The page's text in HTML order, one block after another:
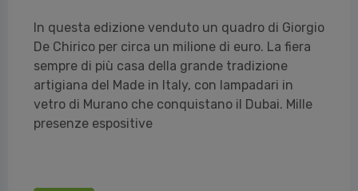
In questa edizione venduto un quadro di Giorgio
De Chirico per circa un milione di euro. La fiera
sempre di più casa della grande tradizione
artigiana del Made in Italy, con lampadari in
vetro di Murano che conquistano il Dubai. Mille
presenze espositive